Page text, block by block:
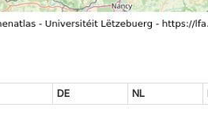
DE NL